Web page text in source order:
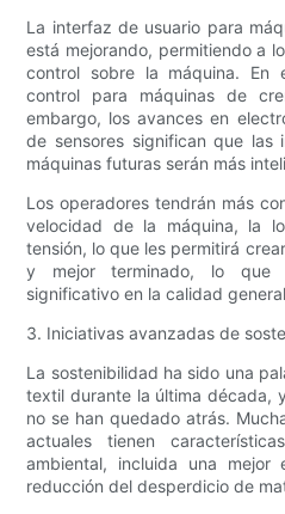
La interfaz de usuario para
está mejorando, permitiendo a
control sobre la máquina. En
control para máquinas de
embargo, los avances en
de sensores significan que las
máquinas futuras serán más
Los operadores tendrán más
velocidad de la máquina, la
tensión, lo que les permitirá
y mejor terminado, lo que
significativo en la calidad
3. Iniciativas avanzadas de
La sostenibilidad ha sido una
textil durante la última década,
no se han quedado atrás.
actuales tienen
ambiental, incluida una mejor
reducción del desperdicio de